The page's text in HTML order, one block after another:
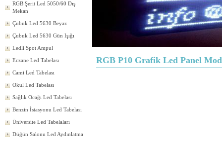
RGB Şerit Led 5050/60 Dış
Mekan
Çubuk Led 5630 Beyaz
Çubuk Led 5630 Gün Işığı
Ledli Spot Ampul
Eczane Led Tabelası
Cami Led Tabelası
Okul Led Tabelası
Sağlık Ocağı Led Tabelası
Benzin İstasyonu Led Tabelası
Üniversite Led Tabelaları
Düğün Salonu Led Aydınlatma
RGB P10 Grafik Led Panel